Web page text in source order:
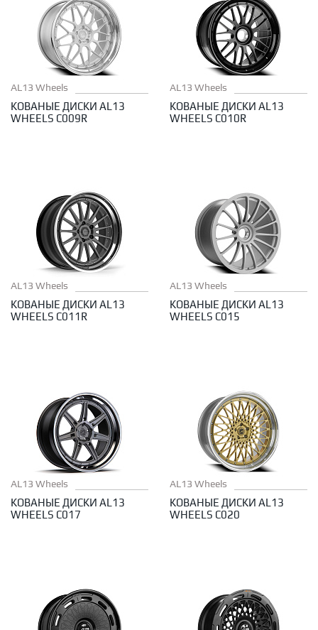
AL13 Wheels
КОВАНЫЕ ДИСКИ AL13
WHEELS C009R
AL13 Wheels
КОВАНЫЕ ДИСКИ AL13
WHEELS C010R
AL13 Wheels
КОВАНЫЕ ДИСКИ AL13
WHEELS C011R
AL13 Wheels
КОВАНЫЕ ДИСКИ AL13
WHEELS C015
AL13 Wheels
КОВАНЫЕ ДИСКИ AL13
WHEELS C017
AL13 Wheels
КОВАНЫЕ ДИСКИ AL13
WHEELS C020